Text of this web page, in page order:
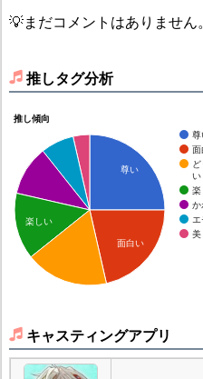
💡まだコメントはありません
推しタグ分析
推し傾向
尊
面
い
楽
か
エ
美
尊い
面白い
楽しい
キャスティングアプリ